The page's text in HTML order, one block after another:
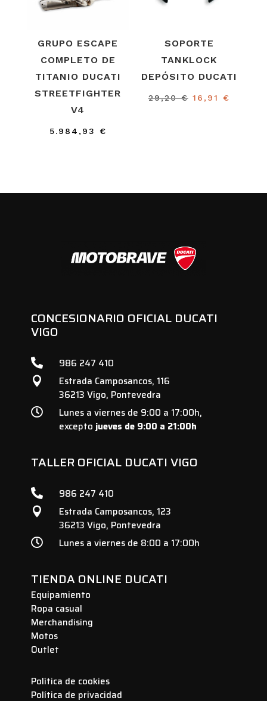
GRUPO ESCAPE
COMPLETO DE
TITANIO DUCATI
STREETFIGHTER
V4
5.984,93 €
SOPORTE
TANKLOCK
DEPÓSITO DUCATI
29,20€ El
16,91 €
CONCESIONARIO OFICIAL DUCATI
VIGO
 986 247 410

Estrada Camposancos, 116
36213 Vigo, Pontevedra

Lunes a viernes de 9:00 a 17:00h,
excepto jueves de 9:00 a 21:00h
TALLER OFICIAL DUCATI VIGO
 986 247 410

Estrada Camposancos, 123
36213 Vigo, Pontevedra
 Lunes a viernes de 8:00 a 17:00h
TIENDA ONLINE DUCATI
Equipamiento
Ropa casual
Merchandising
Motos
Outlet
Política de cookies
Política de privacidad